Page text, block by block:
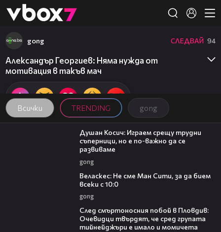
👾
Всички TRENDING gong
gong СЛЕДВАЙ 94
Александър Георгиев: Няма нужда от
мотивация в такъв мач
10:17
Душан Косич: Играем срещу трудни
съперници, но е по-важно да се
развиваме
gong
Веласкес: Не сме Ман Сити, за да бием
всеки с 10:0
gong
След смъртоносния побой в Пловдив:
Очевидци твърдят, че сред групата
тийнейджъри е имало и момичета